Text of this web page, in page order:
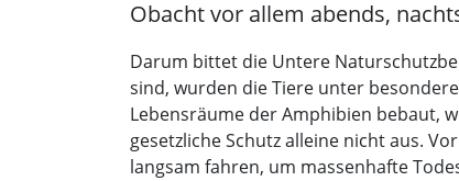
Obacht vor allem abends,
Darum bittet die Untere
sind, wurden die Tiere unter
Lebensräume der Amphibien bebaut,
gesetzliche Schutz alleine nicht aus.
langsam fahren, um massenhafte